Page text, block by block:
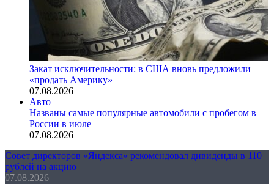
Закат исключительности: в США вновь предложили
«продать Америку»
07.08.2026
Авто
Названы самые популярные автомобили с пробегом в
России в июле
07.08.2026
Совет директоров «Яндекса» рекомендовал дивиденды в 110
рублей на акцию
07.08.2026